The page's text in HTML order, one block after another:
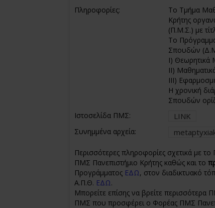
Πληροφορίες:
Το Τμήμα
Κρήτης
(Π.Μ.Σ.) με
Το
Σπουδών
Ι) Θεωρητικά
II)
III)
Η χρονική
Σπουδών
Ιστοσελίδα ΠΜΣ:
LINK
Συνημμένα αρχεία:
Περισσότερες πληροφορίες σχετικά με
ΠΜΣ Πανεπιστήμιο Κρήτης καθώς και το
Προγράμματος ΕΔΩ, στον διαδικτυακό
Α.Π.Θ. ΕΔΩ.
Μπορείτε επίσης να βρείτε περισσότερα
ΠΜΣ που προσφέρει ο Φορέας ΠΜΣ